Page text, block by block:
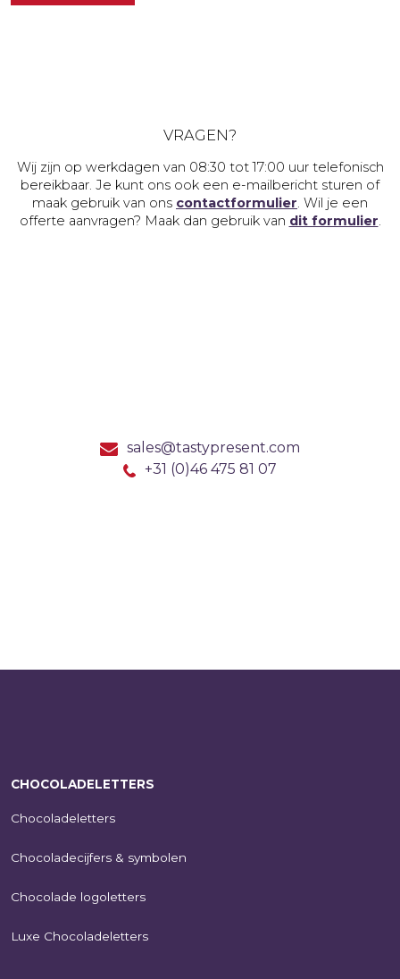
VRAGEN?
Wij zijn op werkdagen van 08:30 tot 17:00 uur telefonisch
bereikbaar. Je kunt ons ook een e-mailbericht sturen of
maak gebruik van ons contactformulier. Wil je een
offerte aanvragen? Maak dan gebruik van dit formulier.
sales@tastypresent.com
+31 (0)46 475 81 07
CHOCOLADELETTERS
Chocoladeletters
Chocoladecijfers & symbolen
Chocolade logoletters
Luxe Chocoladeletters